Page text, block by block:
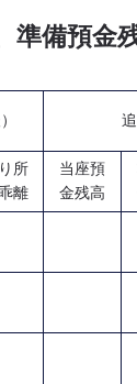
準備預金
所
離
当座預
金残高